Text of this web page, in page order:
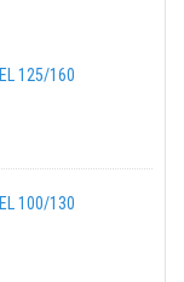
125/160
100/130